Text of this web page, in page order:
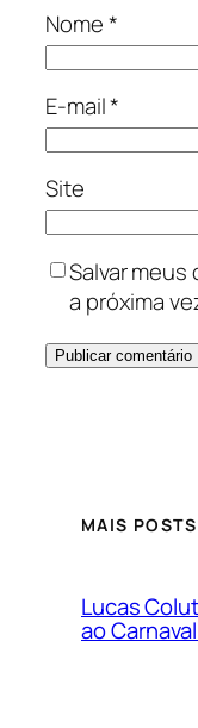
Nome*
E-mail*
Site
Salvar
a próxima
MAIS POSTS
Lucas
ao